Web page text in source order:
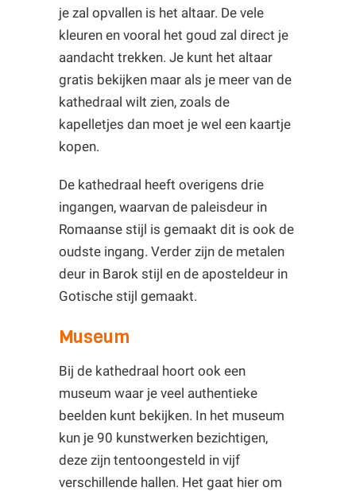
je zal opvallen is het altaar. De vele
kleuren en vooral het goud zal direct je
aandacht trekken. Je kunt het altaar
gratis bekijken maar als je meer van de
kathedraal wilt zien, zoals de
kapelletjes dan moet je wel een kaartje
kopen.
De kathedraal heeft overigens drie
ingangen, waarvan de paleisdeur in
Romaanse stijl is gemaakt dit is ook de
oudste ingang. Verder zijn de metalen
deur in Barok stijl en de aposteldeur in
Gotische stijl gemaakt.
Museum
Bij de kathedraal hoort ook een
museum waar je veel authentieke
beelden kunt bekijken. In het museum
kun je 90 kunstwerken bezichtigen,
deze zijn tentoongesteld in vijf
verschillende hallen. Het gaat hier om